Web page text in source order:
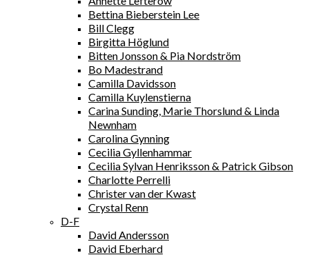
Bettina Bieberstein Lee
Bill Clegg
Birgitta Höglund
Bitten Jonsson & Pia Nordström
Bo Madestrand
Camilla Davidsson
Camilla Kuylenstierna
Carina Sunding, Marie Thorslund & Linda
Newnham
Carolina Gynning
Cecilia Gyllenhammar
Cecilia Sylvan Henriksson & Patrick Gibson
Charlotte Perrelli
Christer van der Kwast
Crystal Renn
D-F
David Andersson
David Eberhard